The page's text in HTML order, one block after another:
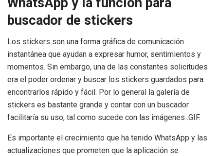
buscador de stickers
Los stickers son una forma gráfica de comunicación
instantánea que ayudan a expresar humor, sentimientos y
momentos. Sin embargo, una de las constantes solicitudes
era el poder ordenar y buscar los stickers guardados para
encontrarlos rápido y fácil. Por lo general la galería de
stickers es bastante grande y contar con un buscador
facilitaría su uso, tal como sucede con las imágenes .GIF.
Es importante el crecimiento que ha tenido WhatsApp y las
actualizaciones que prometen que la aplicación se